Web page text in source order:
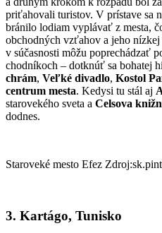
priťahovali turistov. V prístave sa
bránilo lodiam vyplávať z mesta,
obchodných vzťahov a jeho
v súčasnosti môžu poprechádzať
chodníkoch – dotknúť sa bohatej
chrám, Veľké divadlo, Kostol
centrum mesta. Kedysi tu stál aj
starovekého sveta a Celsova
dodnes.
Staroveké mesto Efez
3. Kartágo, Tunisko